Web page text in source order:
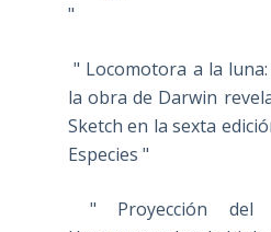
"
" Locomotora a la
la obra de Darwin
Sketch en la sexta
Especies "